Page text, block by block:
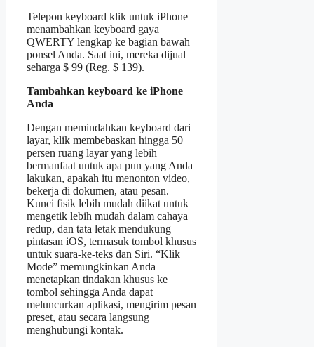
Telepon keyboard klik untuk iPhone
menambahkan keyboard gaya
QWERTY lengkap ke bagian bawah
ponsel Anda. Saat ini, mereka dijual
seharga $ 99 (Reg. $ 139).
Tambahkan keyboard ke iPhone
Anda
Dengan memindahkan keyboard dari
layar, klik membebaskan hingga 50
persen ruang layar yang lebih
bermanfaat untuk apa pun yang Anda
lakukan, apakah itu menonton video,
bekerja di dokumen, atau pesan.
Kunci fisik lebih mudah diikat untuk
mengetik lebih mudah dalam cahaya
redup, dan tata letak mendukung
pintasan iOS, termasuk tombol khusus
untuk suara-ke-teks dan Siri. “Klik
Mode” memungkinkan Anda
menetapkan tindakan khusus ke
tombol sehingga Anda dapat
meluncurkan aplikasi, mengirim pesan
preset, atau secara langsung
menghubungi kontak.